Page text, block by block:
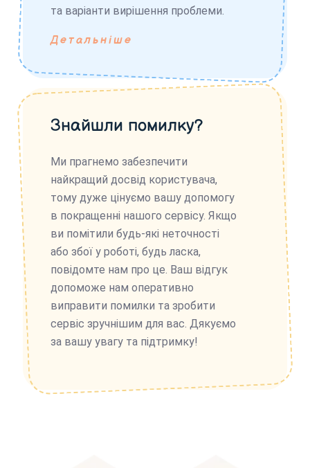
та варіанти вирішення проблеми.
Детальніше
Знайшли помилку?
Ми прагнемо забезпечити
найкращий досвід користувача,
тому дуже цінуємо вашу допомогу
в покращенні нашого сервісу. Якщо
ви помітили будь-які неточності
або збої у роботі, будь ласка,
повідомте нам про це. Ваш відгук
допоможе нам оперативно
виправити помилки та зробити
сервіс зручнішим для вас. Дякуємо
за вашу увагу та підтримку!